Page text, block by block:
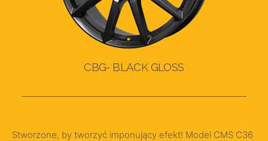
CBG- BLACK GLOSS
Stworzone, by tworzyć imponujący efekt! Model CMS C36